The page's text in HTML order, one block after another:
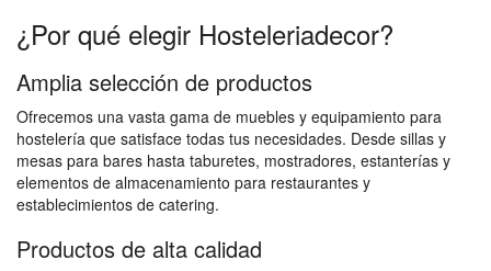
¿Por qué elegir Hosteleriadecor?
Amplia selección de productos
Ofrecemos una vasta gama de muebles y equipamiento para
hostelería que satisface todas tus necesidades. Desde sillas y
mesas para bares hasta taburetes, mostradores, estanterías y
elementos de almacenamiento para restaurantes y
establecimientos de catering.
Productos de alta calidad